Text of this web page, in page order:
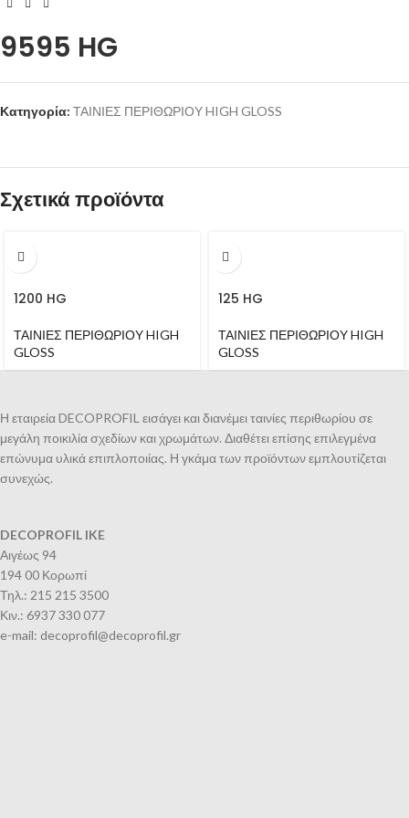
9595 HG
Κατηγορία: ΤΑΙΝΙΕΣ ΠΕΡΙΘΩΡΙΟΥ HIGH GLOSS
Σχετικά προϊόντα
1200 HG
ΤΑΙΝΙΕΣ ΠΕΡΙΘΩΡΙΟΥ HIGH
GLOSS
125 HG
ΤΑΙΝΙΕΣ ΠΕΡΙΘΩΡΙΟΥ HIGH
GLOSS
Η εταιρεία DECOPROFIL εισάγει και διανέμει ταινίες περιθωρίου σε
μεγάλη ποικιλία σχεδίων και χρωμάτων. Διαθέτει επίσης επιλεγμένα
επώνυμα υλικά επιπλοποιίας. Η γκάμα των προϊόντων εμπλουτίζεται
συνεχώς.
DECOPROFIL IKE
Αιγέως 94
194 00 Κορωπί
Τηλ.: 215 215 3500
Κιν.: 6937 330 077
e-mail: decoprofil@decoprofil.gr